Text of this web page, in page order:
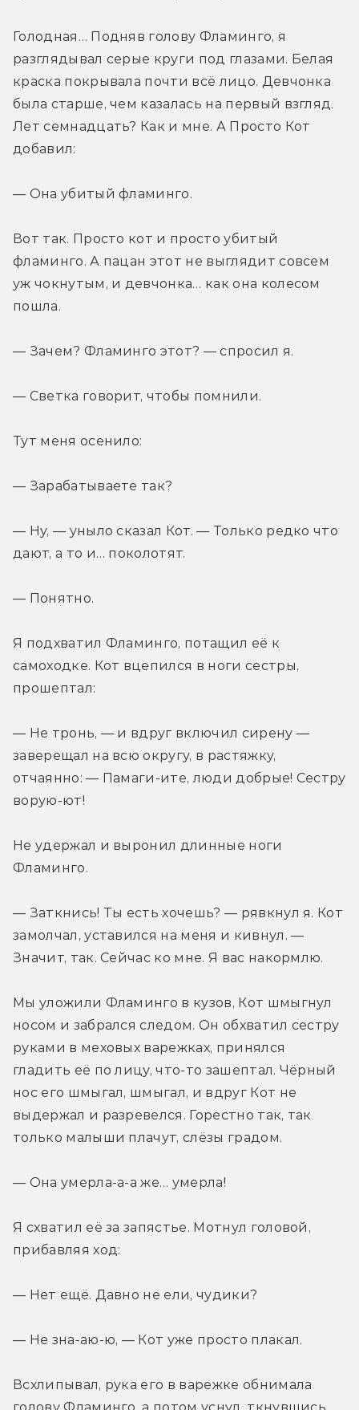
Голодная… Подняв голову Фламинго, я
разглядывал серые круги под глазами. Белая
краска покрывала почти всё лицо. Девчонка
была старше, чем казалась на первый взгляд.
Лет семнадцать? Как и мне. А Просто Кот
добавил:
— Она убитый фламинго.
Вот так. Просто кот и просто убитый
фламинго. А пацан этот не выглядит совсем
уж чокнутым, и девчонка… как она колесом
пошла.
— Зачем? Фламинго этот? — спросил я.
— Светка говорит, чтобы помнили.
Тут меня осенило:
— Зарабатываете так?
— Ну, — уныло сказал Кот. — Только редко что
дают, а то и… поколотят.
— Понятно.
Я подхватил Фламинго, потащил её к
самоходке. Кот вцепился в ноги сестры,
прошептал:
— Не тронь, — и вдруг включил сирену —
заверещал на всю округу, в растяжку,
отчаянно: — Памаги-ите, люди добрые! Сестру
ворую-ют!
Не удержал и выронил длинные ноги
Фламинго.
— Заткнись! Ты есть хочешь? — рявкнул я. Кот
замолчал, уставился на меня и кивнул. —
Значит, так. Сейчас ко мне. Я вас накормлю.
Мы уложили Фламинго в кузов, Кот шмыгнул
носом и забрался следом. Он обхватил сестру
руками в меховых варежках, принялся
гладить её по лицу, что-то зашептал. Чёрный
нос его шмыгал, шмыгал, и вдруг Кот не
выдержал и разревелся. Горестно так, так
только малыши плачут, слёзы градом.
— Она умерла-а-а же… умерла!
Я схватил её за запястье. Мотнул головой,
прибавляя ход:
— Нет ещё. Давно не ели, чудики?
— Не зна-аю-ю, — Кот уже просто плакал.
Всхлипывал, рука его в варежке обнимала
голову Фламинго, а потом уснул, ткнувшись